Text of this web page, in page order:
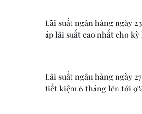
Lãi suất ngân hàng ngày
áp lãi suất cao nhất cho kỳ
Lãi suất ngân hàng ngày
tiết kiệm 6 tháng lên tới